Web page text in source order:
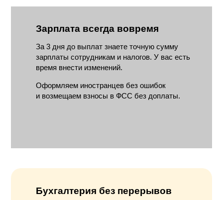
Зарплата всегда вовремя
За 3 дня до выплат знаете точную сумму
зарплаты сотрудникам и налогов. У вас есть
время внести изменений.
Оформляем иностранцев без ошибок
и возмещаем взносы в ФСС без доплаты.
Бухгалтерия без перерывов